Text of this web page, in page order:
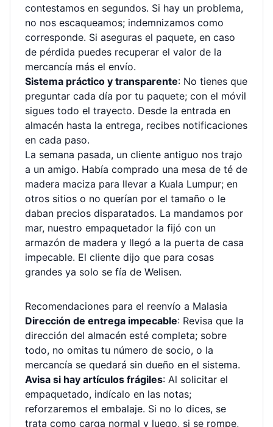
contestamos en segundos. Si hay un problema,
no nos escaqueamos; indemnizamos como
corresponde. Si aseguras el paquete, en caso
de pérdida puedes recuperar el valor de la
mercancía más el envío.
Sistema práctico y transparente: No tienes que
preguntar cada día por tu paquete; con el móvil
sigues todo el trayecto. Desde la entrada en
almacén hasta la entrega, recibes notificaciones
en cada paso.
La semana pasada, un cliente antiguo nos trajo
a un amigo. Había comprado una mesa de té de
madera maciza para llevar a Kuala Lumpur; en
otros sitios o no querían por el tamaño o le
daban precios disparatados. La mandamos por
mar, nuestro empaquetador la fijó con un
armazón de madera y llegó a la puerta de casa
impecable. El cliente dijo que para cosas
grandes ya solo se fía de Welisen.
Recomendaciones para el reenvío a Malasia
Dirección de entrega impecable: Revisa que la
dirección del almacén esté completa; sobre
todo, no omitas tu número de socio, o la
mercancía se quedará sin dueño en el sistema.
Avisa si hay artículos frágiles: Al solicitar el
empaquetado, indícalo en las notas;
reforzaremos el embalaje. Si no lo dices, se
trata como carga normal y luego, si se rompe,